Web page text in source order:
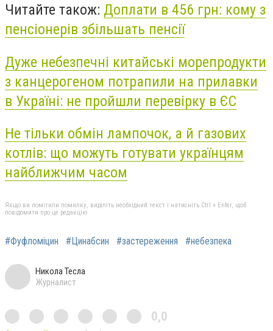
Читайте також: Доплати в 456 грн: кому з
пенсіонерів збільшать пенсії
Дуже небезпечні китайські морепродукти
з канцерогеном потрапили на прилавки
в Україні: не пройшли перевірку в ЄС
Не тільки обмін лампочок, а й газових
котлів: що можуть готувати українцям
найближчим часом
Якщо ви помітили помилку, виділіть необхідний текст і натисніть Ctrl + Enter, щоб
повідомити про це редакцію
#Фуфломіцин #Цинабсин #застереження #небезпека
Никола Тесла
Журналист
0,0